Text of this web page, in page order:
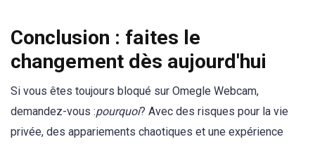
Conclusion : faites le
changement dès aujourd'hui
Si vous êtes toujours bloqué sur Omegle Webcam,
demandez-vous :pourquoi? Avec des risques pour la vie
privée, des appariements chaotiques et une expérience